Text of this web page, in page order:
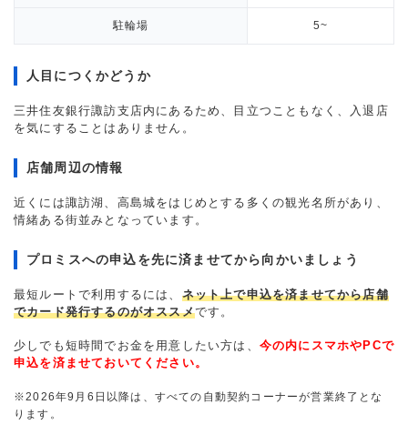
駐輪場 5~
人目につくかどうか
三井住友銀行諏訪支店内にあるため、目立つこともなく、入退店
を気にすることはありません。
店舗周辺の情報
近くには諏訪湖、高島城をはじめとする多くの観光名所があり、
情緒ある街並みとなっています。
プロミスへの申込を先に済ませてから向かいましょう
最短ルートで利用するには、 ネット上で申込を済ませてから店舗
でカード発行するのがオススメです。
少しでも短時間でお金を用意したい方は、 今の内にスマホやPCで
申込を済ませておいてください。
※2026年9月6日以降は、すべての自動契約コーナーが営業終了とな
ります。